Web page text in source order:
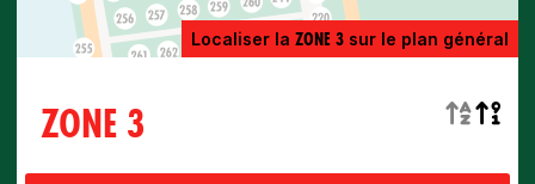
Localiser la ZONE 3sur le plan général
ZONE 3